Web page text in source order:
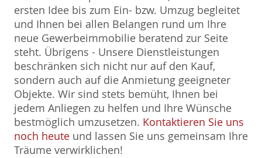
ersten Idee bis zum Ein- bzw. Umzug begleitet
und Ihnen bei allen Belangen rund um Ihre
neue Gewerbeimmobilie beratend zur Seite
steht. Übrigens - Unsere Dienstleistungen
beschränken sich nicht nur auf den Kauf,
sondern auch auf die Anmietung geeigneter
Objekte. Wir sind stets bemüht, Ihnen bei
jedem Anliegen zu helfen und Ihre Wünsche
bestmöglich umzusetzen. Kontaktieren Sie uns
noch heute und lassen Sie uns gemeinsam Ihre
Träume verwirklichen!